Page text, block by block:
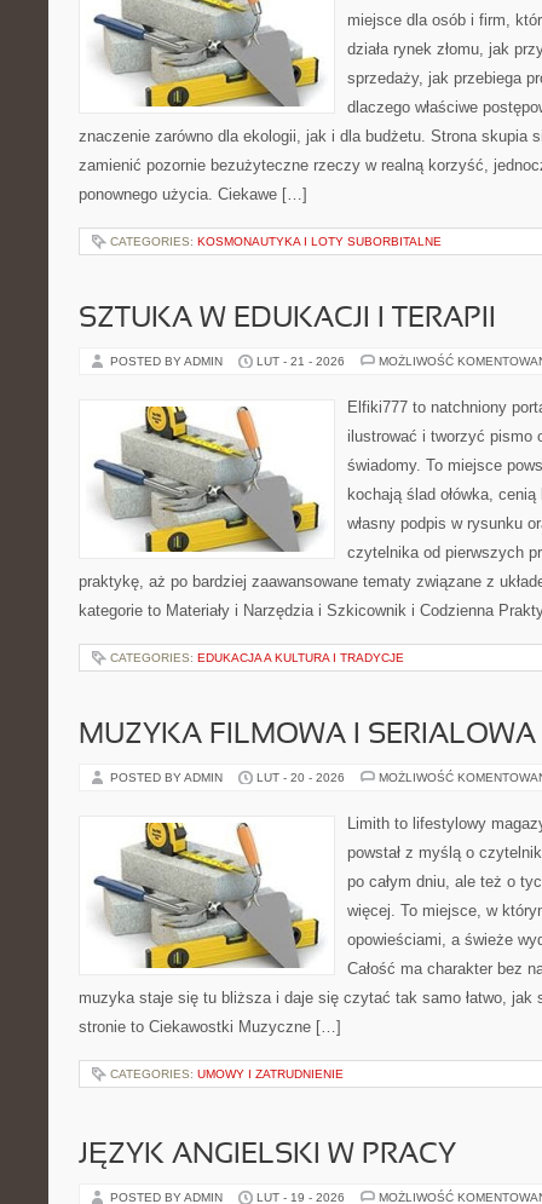
miejsce dla osób i firm,
działa rynek złomu, jak
sprzedaży, jak przebiega
dlaczego właściwe
znaczenie zarówno dla ekologii, jak i dla budżetu. Strona skupia
zamienić pozornie bezużyteczne rzeczy w realną korzyść,
ponownego użycia. Ciekawe […]
CATEGORIES: KOSMONAUTYKA I LOTY SUBORBITALNE
SZTUKA W EDUKACJI I TERAPII
POSTED BY ADMIN LUT - 21 - 2026 MOŻLIWOŚĆ
Elfiki777 to natchniony
ilustrować i tworzyć pismo
świadomy. To miejsce
kochają ślad ołówka,
własny podpis w rysunku
czytelnika od pierwszych
praktykę, aż po bardziej zaawansowane tematy związane z
kategorie to Materiały i Narzędzia i Szkicownik i Codzienna
CATEGORIES: EDUKACJA A KULTURA I TRADYCJE
MUZYKA FILMOWA I SERIALOWA
POSTED BY ADMIN LUT - 20 - 2026 MOŻLIWOŚĆ
Limith to lifestylowy
powstał z myślą o
po całym dniu, ale też o
więcej. To miejsce, w
opowieściami, a świeże
Całość ma charakter bez
muzyka staje się tu bliższa i daje się czytać tak samo łatwo, jak
stronie to Ciekawostki Muzyczne […]
CATEGORIES: UMOWY I ZATRUDNIENIE
JĘZYK ANGIELSKI W PRACY
POSTED BY ADMIN LUT - 19 - 2026 MOŻLIWOŚĆ